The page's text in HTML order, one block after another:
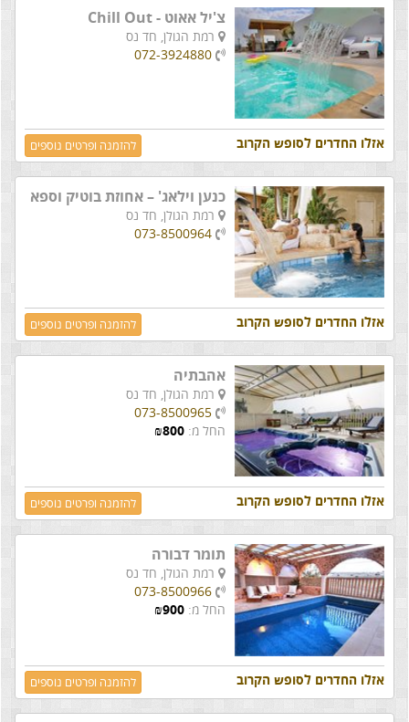
צ'יל אאוט - Chill Out
רמת הגולן, חד נס
072-3924880
אזלו החדרים לסופש הקרוב להזמנה ופרטים נוספים
כנען וילאג' – אחוזת בוטיק וספא
רמת הגולן, חד נס
073-8500964
אזלו החדרים לסופש הקרוב להזמנה ופרטים נוספים
אהבתיה
רמת הגולן, חד נס
073-8500965
החל מ:
₪800
אזלו החדרים לסופש הקרוב להזמנה ופרטים נוספים
תומר דבורה
רמת הגולן, חד נס
073-8500966
החל מ:
₪900
אזלו החדרים לסופש הקרוב להזמנה ופרטים נוספים